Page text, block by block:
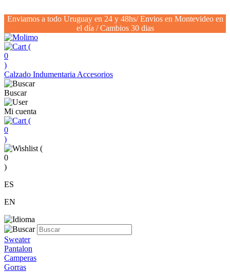
Enviamos a todo Uruguay en 24 y 48hs/ Envios en Montevideo en
el día / Cambios 30 dias
(
0
)
Calzado Indumentaria Accesorios
Buscar
Mi cuenta
(
0
)
(
0
)
ES
EN
Sweater
Pantalon
Camperas
Gorras